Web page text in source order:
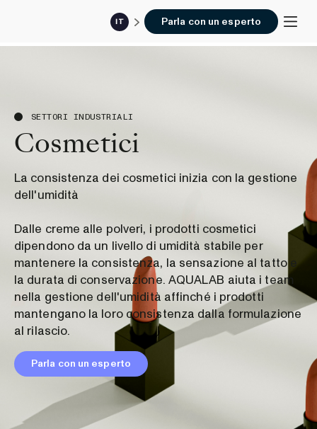
IT Parla con un esperto
SETTORI INDUSTRIALI
Cosmetici
La consistenza dei cosmetici inizia con la gestione
dell'umidità
Dalle creme alle polveri, i prodotti cosmetici
dipendono da un livello di umidità stabile per
mantenere la consistenza, la sensazione al tatto e
la durata di conservazione. AQUALAB aiuta i team
nella gestione dell'umidità affinché i prodotti
mantengano la loro consistenza dalla formulazione
al rilascio.
Parla con un esperto